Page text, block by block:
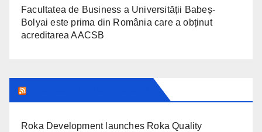
Facultatea de Business a Universității Babeș-
Bolyai este prima din România care a obținut
acreditarea AACSB
Roka Development launches Roka Quality